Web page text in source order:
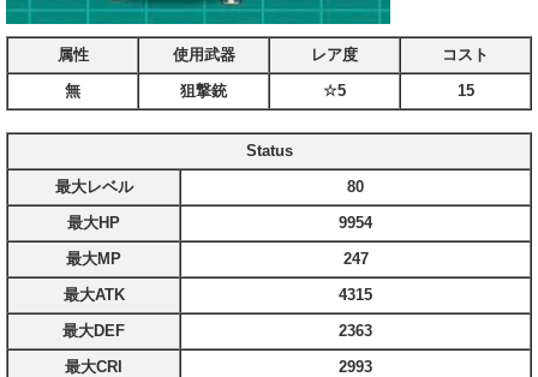
属性 使用武器 レア度
コスト
無
狙撃銃 ☆5 15
Status
最大レベル
80
最大HP
9954
最大MP
247
最大ATK
4315
最大DEF
2363
最大CRI
2993